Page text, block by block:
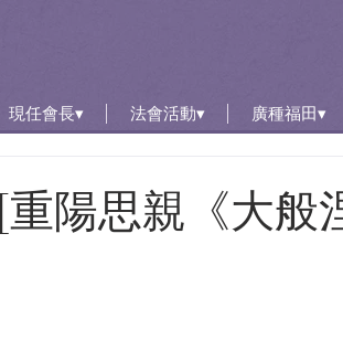
現任會長▾ 法會活動▾ 廣種福田▾
陽思親《大般